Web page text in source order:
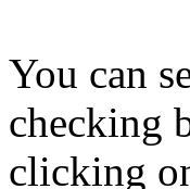
You can
checking
clicking